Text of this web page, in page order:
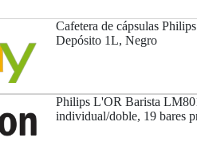
Cafetera de cápsulas
Depósito 1L, Negro
Philips L'OR Barista
individual/doble, 19 bares